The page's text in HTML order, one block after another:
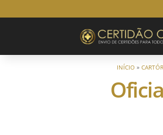
INÍCIO»